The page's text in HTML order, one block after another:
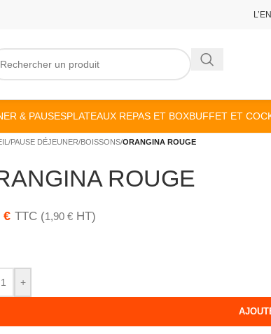
& PAUSESPLATEAUX REPAS ET BOXBUFFET ET
/PAUSE DÉJEUNER/BOISSONS/ORANGINA ROUGE
ROUGE
€ TTC (1,90 € HT)
+